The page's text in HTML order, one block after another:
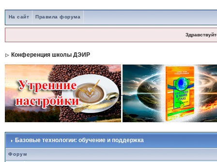
На сайт Правила форума
Конференция школы ДЭИР
Базовые технологии: обучение и поддержка
Форум